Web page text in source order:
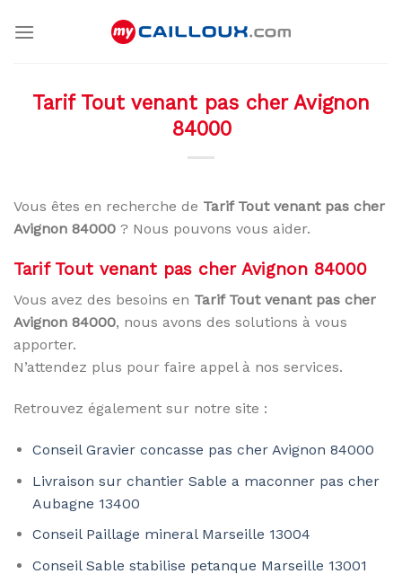
Tarif Tout venant pas cher Avignon
84000
Vous êtes en recherche de Tarif Tout venant pas cher
Avignon 84000 ? Nous pouvons vous aider.
Tarif Tout venant pas cher Avignon 84000
Vous avez des besoins en Tarif Tout venant pas cher
Avignon 84000, nous avons des solutions à vous
apporter.
N’attendez plus pour faire appel à nos services.
Retrouvez également sur notre site :
Conseil Gravier concasse pas cher Avignon 84000
Livraison sur chantier Sable a maconner pas cher
Aubagne 13400
Conseil Paillage mineral Marseille 13004
Conseil Sable stabilise petanque Marseille 13001